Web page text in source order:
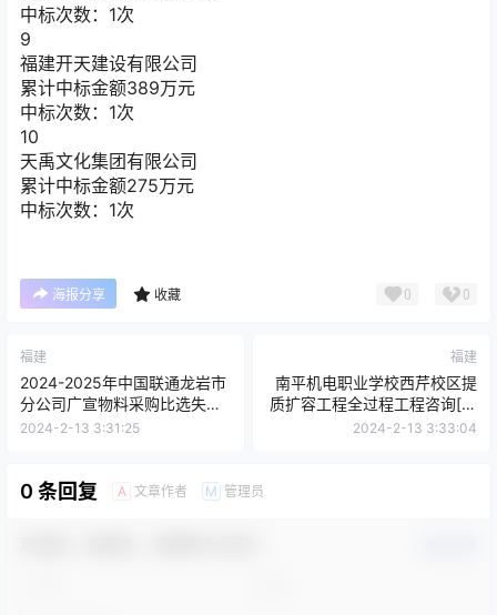
中标次数：1次
9
福建开天建设有限公司
累计中标金额389万元
中标次数：1次
10
天禹文化集团有限公司
累计中标金额275万元
中标次数：1次
海报分享 收藏 0 0
福建
2024-2025年中国联通龙岩市
分公司广宣物料采购比选失败
公告
2024-2-13 3:31:25
福建
南平机电职业学校西芹校区提
质扩容工程全过程工程咨询[变
更公告]
2024-2-13 3:33:04
0 条回复 A 文章作者 M 管理员